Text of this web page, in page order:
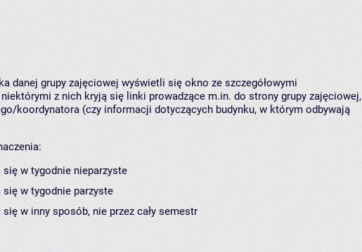
danej grupy zajęciowej wyświetli się okno ze szczegółowymi
z nich kryją się linki prowadzące m.in. do strony grupy zajęciowej,
koordynatora (czy informacji dotyczących budynku, w którym odbywają
w tygodnie nieparzyste
w tygodnie parzyste
w inny sposób, nie przez cały semestr